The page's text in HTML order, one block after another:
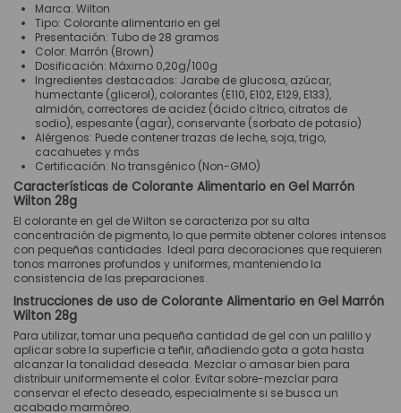
Marca: Wilton
Tipo: Colorante alimentario en gel
Presentación: Tubo de 28 gramos
Color: Marrón (Brown)
Dosificación: Máximo 0,20g/100g
Ingredientes destacados: Jarabe de glucosa, azúcar,
humectante (glicerol), colorantes (E110, E102, E129, E133),
almidón, correctores de acidez (ácido cítrico, citratos de
sodio), espesante (agar), conservante (sorbato de potasio)
Alérgenos: Puede contener trazas de leche, soja, trigo,
cacahuetes y más
Certificación: No transgénico (Non-GMO)
Características de Colorante Alimentario en Gel Marrón
Wilton 28g
El colorante en gel de Wilton se caracteriza por su alta
concentración de pigmento, lo que permite obtener colores intensos
con pequeñas cantidades. Ideal para decoraciones que requieren
tonos marrones profundos y uniformes, manteniendo la
consistencia de las preparaciones.
Instrucciones de uso de Colorante Alimentario en Gel Marrón
Wilton 28g
Para utilizar, tomar una pequeña cantidad de gel con un palillo y
aplicar sobre la superficie a teñir, añadiendo gota a gota hasta
alcanzar la tonalidad deseada. Mezclar o amasar bien para
distribuir uniformemente el color. Evitar sobre-mezclar para
conservar el efecto deseado, especialmente si se busca un
acabado marmóreo.